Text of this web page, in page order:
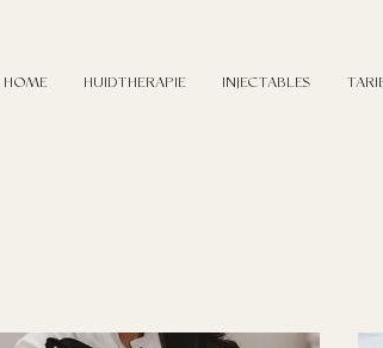
HOME HUIDTHERAPIE INJECTABLES